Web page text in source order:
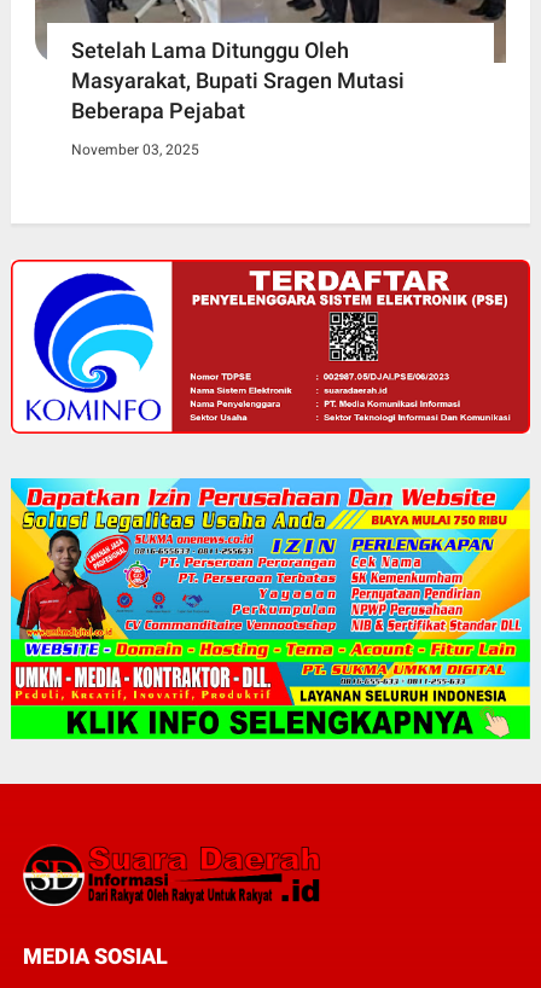
Setelah Lama Ditunggu Oleh
Masyarakat, Bupati Sragen Mutasi
Beberapa Pejabat
November 03, 2025
MEDIA SOSIAL